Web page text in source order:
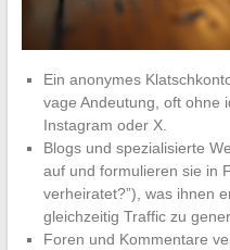
Ein anonymes
vage Andeutung, oft ohne
Instagram oder X.
Blogs und spezialisierte
auf und formulieren sie in
verheiratet?”), was ihnen
gleichzeitig Traffic zu
Foren und Kommentare